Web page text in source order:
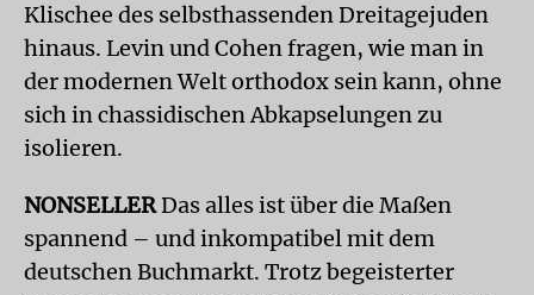
Klischee des selbsthassenden Dreitagejuden
hinaus. Levin und Cohen fragen, wie man in
der modernen Welt orthodox sein kann, ohne
sich in chassidischen Abkapselungen zu
isolieren.
NONSELLERDas alles ist über die Maßen
spannend – und inkompatibel mit dem
deutschen Buchmarkt. Trotz begeisterter